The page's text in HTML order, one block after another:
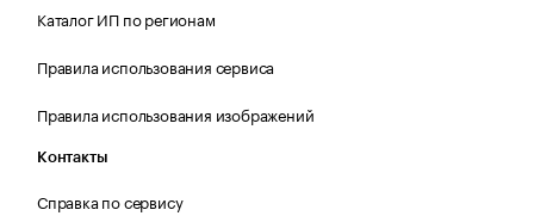
Каталог ИП по регионам
Правила использования сервиса
Правила использования изображений
Контакты
Справка по сервису